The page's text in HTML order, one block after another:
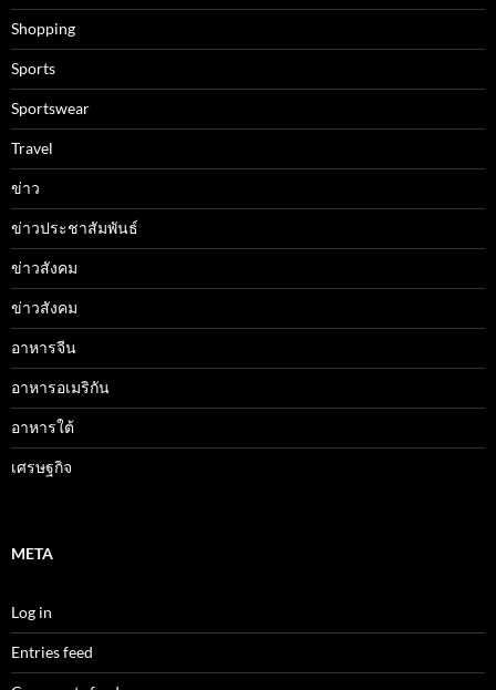
Shopping
Sports
Sportswear
Travel
ข่าว
ข่าวประชาสัมพันธ์
ข่าวสังคม
ข่าวสังคม
อาหารจีน
อาหารอเมริกัน
อาหารใต้
เศรษฐกิจ
META
Log in
Entries feed